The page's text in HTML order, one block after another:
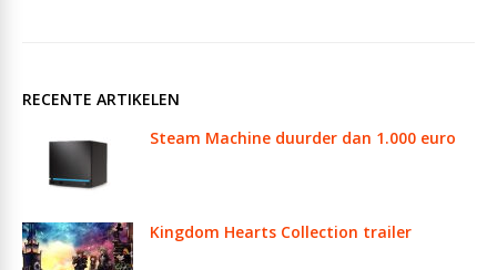
RECENTE ARTIKELEN
Steam Machine duurder dan 1.000 euro
Kingdom Hearts Collection trailer